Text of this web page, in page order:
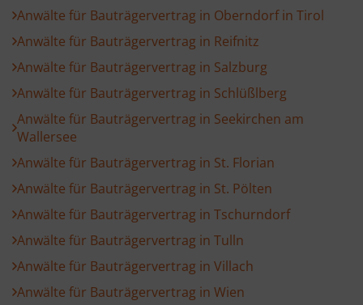
Anwälte für Bauträgervertrag in Oberndorf in Tirol
Anwälte für Bauträgervertrag in Reifnitz
Anwälte für Bauträgervertrag in Salzburg
Anwälte für Bauträgervertrag in Schlüßlberg
Anwälte für Bauträgervertrag in Seekirchen am
Wallersee
Anwälte für Bauträgervertrag in St. Florian
Anwälte für Bauträgervertrag in St. Pölten
Anwälte für Bauträgervertrag in Tschurndorf
Anwälte für Bauträgervertrag in Tulln
Anwälte für Bauträgervertrag in Villach
Anwälte für Bauträgervertrag in Wien